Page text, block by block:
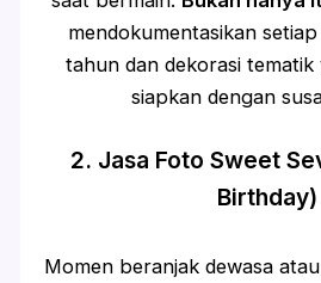
mendokumentasikan
tahun dan dekorasi
siapkan dengan
2. Jasa Foto Sweet
Birthday)
Momen beranjak dewasa atau